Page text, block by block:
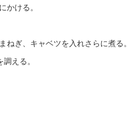
かける。
ぎ、キャベツを入れさらに煮る。
える。